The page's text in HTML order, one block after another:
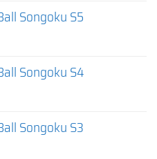
Songoku S5
Songoku S4
Songoku S3